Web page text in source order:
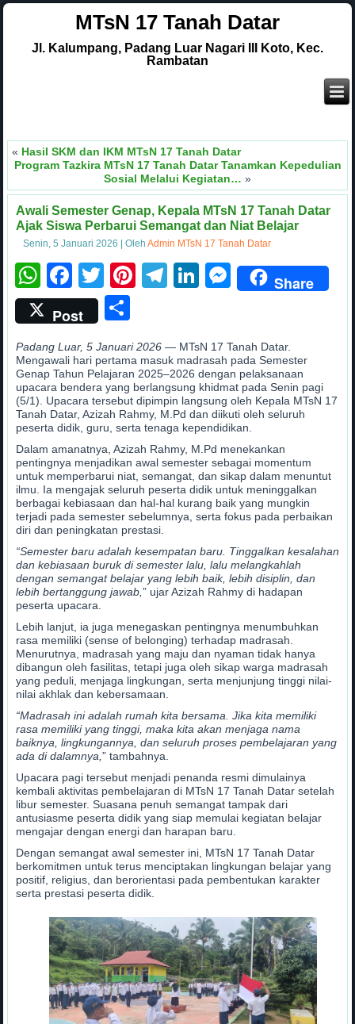
MTsN 17 Tanah Datar
Jl. Kalumpang, Padang Luar Nagari III Koto, Kec.
Rambatan
« Hasil SKM dan IKM MTsN 17 Tanah Datar
Program Tazkira MTsN 17 Tanah Datar Tanamkan Kepedulian
Sosial Melalui Kegiatan… »
Awali Semester Genap, Kepala MTsN 17 Tanah Datar
Ajak Siswa Perbarui Semangat dan Niat Belajar
Senin, 5 Januari 2026 |Oleh Admin MTsN 17 Tanah Datar
WhatsApp
Facebook
Twitter
Pinterest
Telegram
LinkedIn
Share
Post
Padang Luar, 5 Januari 2026 — MTsN 17 Tanah Datar.
Mengawali hari pertama masuk madrasah pada Semester
Genap Tahun Pelajaran 2025–2026 dengan pelaksanaan
upacara bendera yang berlangsung khidmat pada Senin pagi
(5/1). Upacara tersebut dipimpin langsung oleh Kepala MTsN 17
Tanah Datar, Azizah Rahmy, M.Pd dan diikuti oleh seluruh
peserta didik, guru, serta tenaga kependidikan.
Dalam amanatnya, Azizah Rahmy, M.Pd menekankan
pentingnya menjadikan awal semester sebagai momentum
untuk memperbarui niat, semangat, dan sikap dalam menuntut
ilmu. Ia mengajak seluruh peserta didik untuk meninggalkan
berbagai kebiasaan dan hal-hal kurang baik yang mungkin
terjadi pada semester sebelumnya, serta fokus pada perbaikan
diri dan peningkatan prestasi.
“Semester baru adalah kesempatan baru. Tinggalkan kesalahan
dan kebiasaan buruk di semester lalu, lalu melangkahlah
dengan semangat belajar yang lebih baik, lebih disiplin, dan
lebih bertanggung jawab,” ujar Azizah Rahmy di hadapan
peserta upacara.
Lebih lanjut, ia juga menegaskan pentingnya menumbuhkan
rasa memiliki (sense of belonging) terhadap madrasah.
Menurutnya, madrasah yang maju dan nyaman tidak hanya
dibangun oleh fasilitas, tetapi juga oleh sikap warga madrasah
yang peduli, menjaga lingkungan, serta menjunjung tinggi nilai-
nilai akhlak dan kebersamaan.
“Madrasah ini adalah rumah kita bersama. Jika kita memiliki
rasa memiliki yang tinggi, maka kita akan menjaga nama
baiknya, lingkungannya, dan seluruh proses pembelajaran yang
ada di dalamnya,” tambahnya.
Upacara pagi tersebut menjadi penanda resmi dimulainya
kembali aktivitas pembelajaran di MTsN 17 Tanah Datar setelah
libur semester. Suasana penuh semangat tampak dari
antusiasme peserta didik yang siap memulai kegiatan belajar
mengajar dengan energi dan harapan baru.
Dengan semangat awal semester ini, MTsN 17 Tanah Datar
berkomitmen untuk terus menciptakan lingkungan belajar yang
positif, religius, dan berorientasi pada pembentukan karakter
serta prestasi peserta didik.